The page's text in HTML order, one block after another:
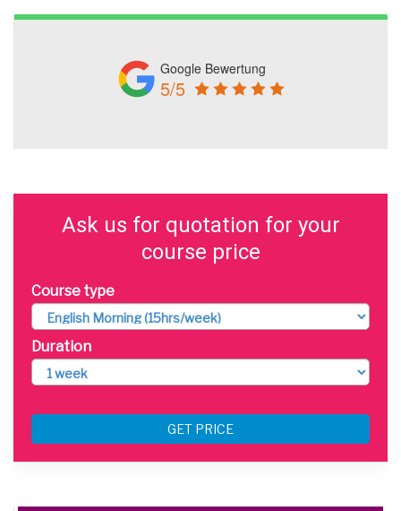
Google Bewertung
5/5
Ask us for quotation for your
course price
Course type
Duration
GET PRICE